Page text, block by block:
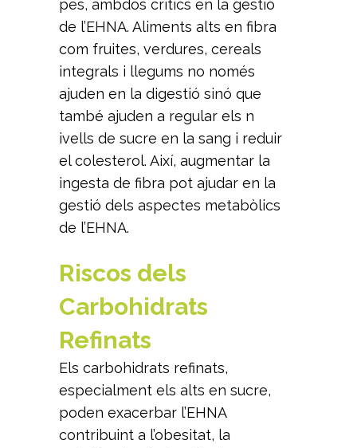
pes, ambdós crítics en la gestió
de l’EHNA. Aliments alts en fibra
com fruites, verdures, cereals
integrals i llegums no només
ajuden en la digestió sinó que
també ajuden a regular els n
ivells de sucre en la sang i reduir
el colesterol. Així, augmentar la
ingesta de fibra pot ajudar en la
gestió dels aspectes metabòlics
de l’EHNA.
Riscos dels
Carbohidrats
Refinats
Els carbohidrats refinats,
especialment els alts en sucre,
poden exacerbar l’EHNA
contribuint a l’obesitat, la